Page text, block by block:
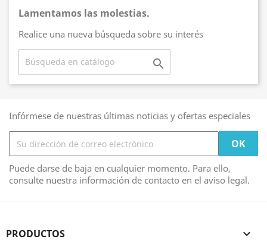
Lamentamos las molestias.
Realice una nueva búsqueda sobre su interés

Infórmese de nuestras últimas noticias y ofertas especiales
Puede darse de baja en cualquier momento. Para ello,
consulte nuestra información de contacto en el aviso legal.
PRODUCTOS 